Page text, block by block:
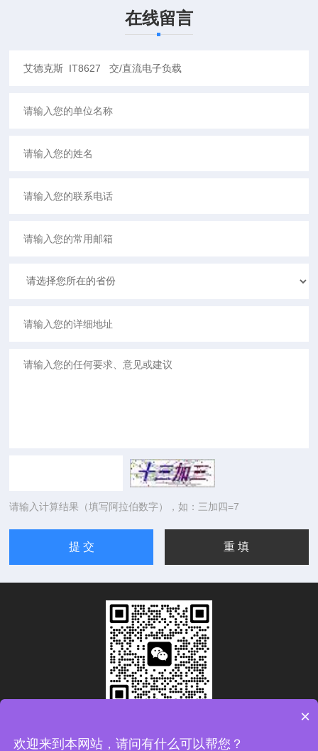
在线留言
请输入计算结果（填写阿拉伯数字），如：三加四=7
×
欢迎来到本网站，请问有什么可以帮您？